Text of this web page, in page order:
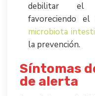
debilitar el
favoreciendo el
microbiota
la prevención.
Síntomas
de alerta